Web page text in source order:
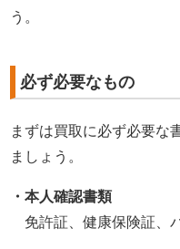
う。
必ず必要なもの
まずは買取に必ず必要な
ましょう。
・本人確認書類
免許証、健康保険証、